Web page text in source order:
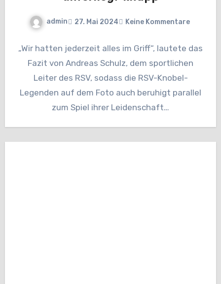
admin 27. Mai 2024 Keine Kommentare
„Wir hatten jederzeit alles im Griff“, lautete das
Fazit von Andreas Schulz, dem sportlichen
Leiter des RSV, sodass die RSV-Knobel-
Legenden auf dem Foto auch beruhigt parallel
zum Spiel ihrer Leidenschaft…